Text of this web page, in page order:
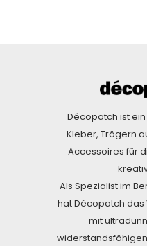
Décopatch ist
Kleber, Trägern
Accessoires für
Als Spezialist im
hat Décopatch das
mit